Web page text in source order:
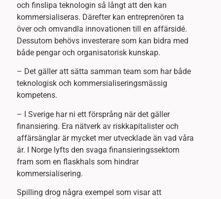
och finslipa teknologin så långt att den kan
kommersialiseras. Därefter kan entreprenören ta
över och omvandla innovationen till en affärsidé.
Dessutom behövs investerare som kan bidra med
både pengar och organisatorisk kunskap.
– Det gäller att sätta samman team som har både
teknologisk och kommersialiseringsmässig
kompetens.
– I Sverige har ni ett försprång när det gäller
finansiering. Era nätverk av riskkapitalister och
affärsänglar är mycket mer utvecklade än vad våra
är. I Norge lyfts den svaga finansieringssektorn
fram som en flaskhals som hindrar
kommersialisering.
Spilling drog några exempel som visar att